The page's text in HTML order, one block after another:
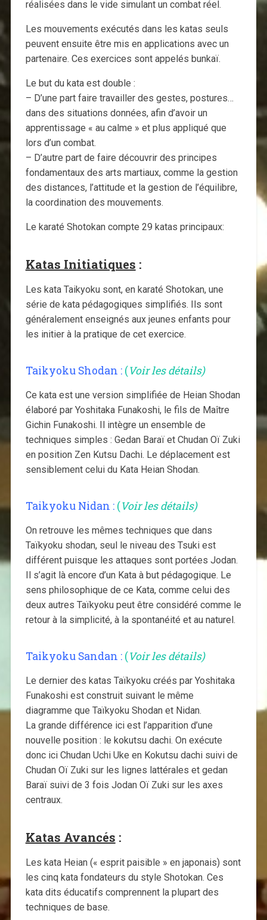
réalisées dans le vide simulant un combat réel.
Les mouvements exécutés dans les katas seuls
peuvent ensuite être mis en applications avec un
partenaire. Ces exercices sont appelés bunkaï.
Le but du kata est double :
– D’une part faire travailler des gestes, postures…
dans des situations données, afin d’avoir un
apprentissage « au calme » et plus appliqué que
lors d’un combat.
– D’autre part de faire découvrir des principes
fondamentaux des arts martiaux, comme la gestion
des distances, l’attitude et la gestion de l’équilibre,
la coordination des mouvements.
Le karaté Shotokan compte 29 katas principaux:
Katas Initiatiques :
Les kata Taikyoku sont, en karaté Shotokan, une
série de kata pédagogiques simplifiés. Ils sont
généralement enseignés aux jeunes enfants pour
les initier à la pratique de cet exercice.
Taikyoku Shodan : (Voir les détails)
Ce kata est une version simplifiée de Heian Shodan
élaboré par Yoshitaka Funakoshi, le fils de Maître
Gichin Funakoshi. Il intègre un ensemble de
techniques simples : Gedan Baraï et Chudan Oï Zuki
en position Zen Kutsu Dachi. Le déplacement est
sensiblement celui du Kata Heian Shodan.
Taikyoku Nidan : (Voir les détails)
On retrouve les mêmes techniques que dans
Taïkyoku shodan, seul le niveau des Tsuki est
différent puisque les attaques sont portées Jodan.
Il s’agit là encore d’un Kata à but pédagogique. Le
sens philosophique de ce Kata, comme celui des
deux autres Taïkyoku peut être considéré comme le
retour à la simplicité, à la spontanéité et au naturel.
Taikyoku Sandan : (Voir les détails)
Le dernier des katas Taïkyoku créés par Yoshitaka
Funakoshi est construit suivant le même
diagramme que Taïkyoku Shodan et Nidan.
La grande différence ici est l’apparition d’une
nouvelle position : le kokutsu dachi. On exécute
donc ici Chudan Uchi Uke en Kokutsu dachi suivi de
Chudan Oï Zuki sur les lignes lattérales et gedan
Baraï suivi de 3 fois Jodan Oï Zuki sur les axes
centraux.
Katas Avancés :
Les kata Heian (« esprit paisible » en japonais) sont
les cinq kata fondateurs du style Shotokan. Ces
kata dits éducatifs comprennent la plupart des
techniques de base.